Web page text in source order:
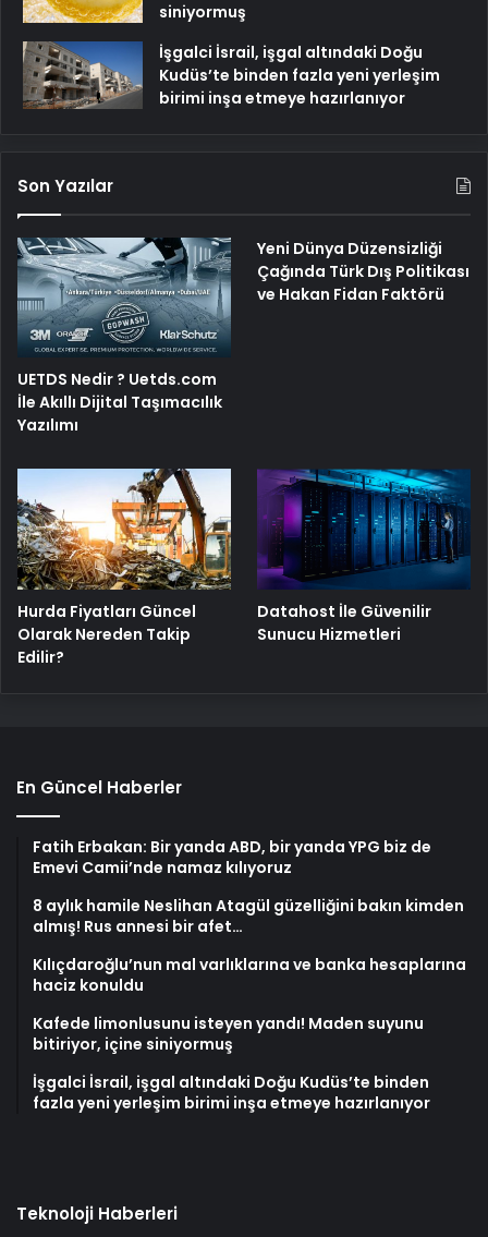
siniyormuş
İşgalci İsrail, işgal altındaki Doğu
Kudüs’te binden fazla yeni yerleşim
birimi inşa etmeye hazırlanıyor
Son Yazılar
UETDS Nedir ? Uetds.com
İle Akıllı Dijital Taşımacılık
Yazılımı
Yeni Dünya Düzensizliği
Çağında Türk Dış Politikası
ve Hakan Fidan Faktörü
Hurda Fiyatları Güncel
Olarak Nereden Takip
Edilir?
Datahost İle Güvenilir
Sunucu Hizmetleri
En Güncel Haberler
Fatih Erbakan: Bir yanda ABD, bir yanda YPG biz de
Emevi Camii’nde namaz kılıyoruz
8 aylık hamile Neslihan Atagül güzelliğini bakın kimden
almış! Rus annesi bir afet…
Kılıçdaroğlu’nun mal varlıklarına ve banka hesaplarına
haciz konuldu
Kafede limonlusunu isteyen yandı! Maden suyunu
bitiriyor, içine siniyormuş
İşgalci İsrail, işgal altındaki Doğu Kudüs’te binden
fazla yeni yerleşim birimi inşa etmeye hazırlanıyor
Teknoloji Haberleri